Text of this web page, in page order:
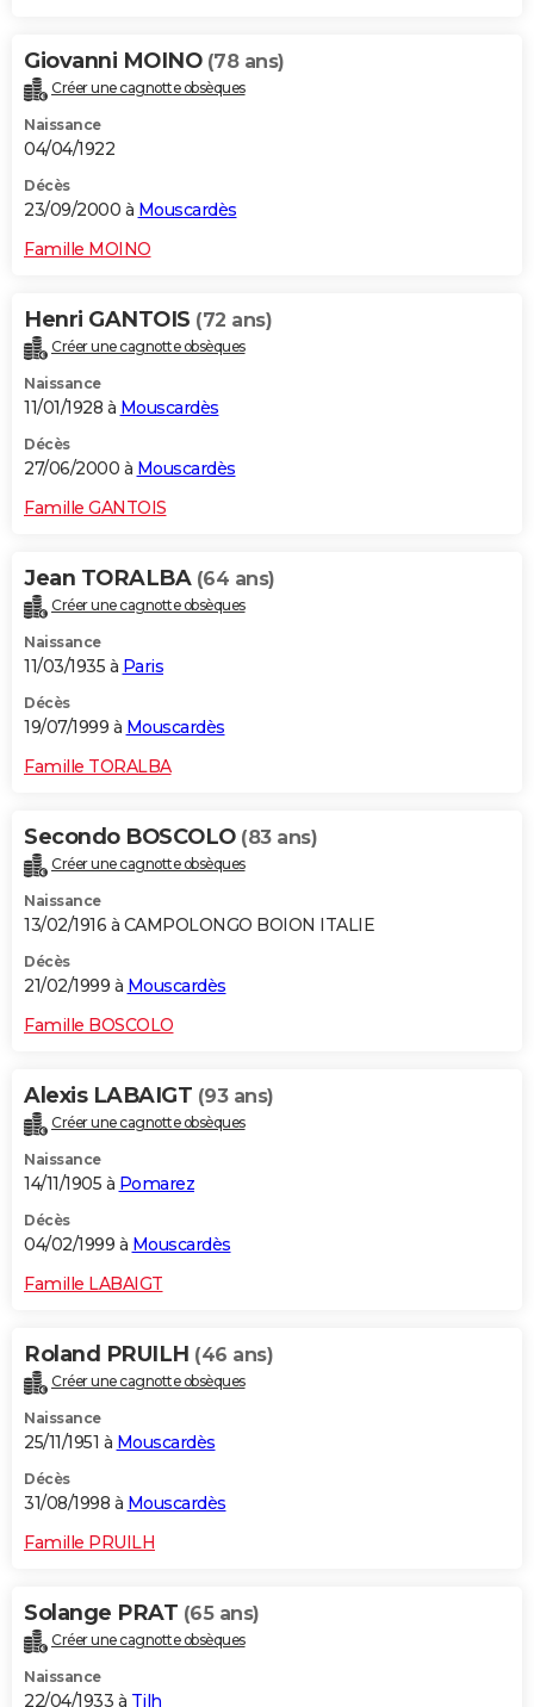
Giovanni MOINO (78 ans)
Créer une cagnotte obsèques
Naissance
04/04/1922
Décès
23/09/2000 à Mouscardès
Famille MOINO
Henri GANTOIS (72 ans)
Créer une cagnotte obsèques
Naissance
11/01/1928 à Mouscardès
Décès
27/06/2000 à Mouscardès
Famille GANTOIS
Jean TORALBA (64 ans)
Créer une cagnotte obsèques
Naissance
11/03/1935 à Paris
Décès
19/07/1999 à Mouscardès
Famille TORALBA
Secondo BOSCOLO (83 ans)
Créer une cagnotte obsèques
Naissance
13/02/1916 à CAMPOLONGO BOION ITALIE
Décès
21/02/1999 à Mouscardès
Famille BOSCOLO
Alexis LABAIGT (93 ans)
Créer une cagnotte obsèques
Naissance
14/11/1905 à Pomarez
Décès
04/02/1999 à Mouscardès
Famille LABAIGT
Roland PRUILH (46 ans)
Créer une cagnotte obsèques
Naissance
25/11/1951 à Mouscardès
Décès
31/08/1998 à Mouscardès
Famille PRUILH
Solange PRAT (65 ans)
Créer une cagnotte obsèques
Naissance
22/04/1933 à Tilh